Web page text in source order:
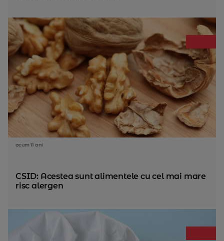
acum 11 ani
CSID: Acestea sunt alimentele cu cel mai mare
risc alergen